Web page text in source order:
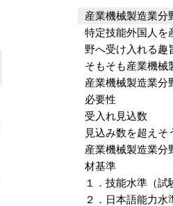
産業機械製造業分
特定技能外国人を
野へ受け入れる趣
そもそも産業機械
産業機械製造業分
必要性
受入れ見込数
見込み数を超えそ
産業機械製造業分
材基準
１．技能水準（試
２．日本語能力水